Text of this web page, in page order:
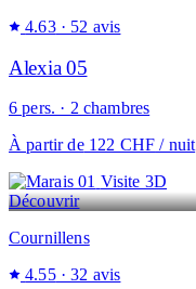
4.63 · 52 avis
Alexia 05
6 pers. · 2 chambres
À partir de122 CHF / nuit
Visite 3D
Découvrir
Cournillens
4.55 · 32 avis